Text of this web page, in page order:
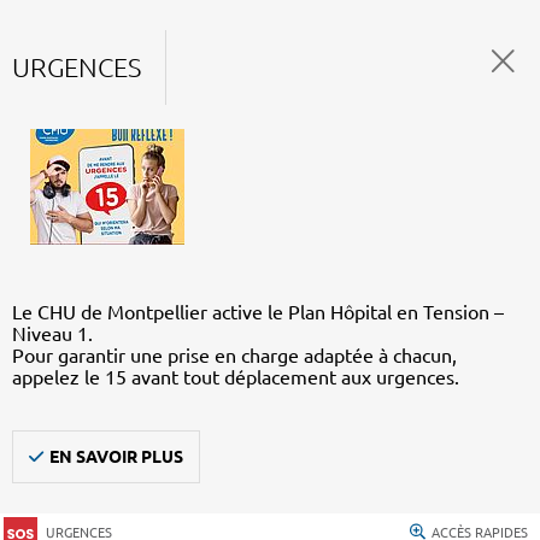
URGENCES
Le CHU de Montpellier active le Plan Hôpital en Tension –
Niveau 1.
Pour garantir une prise en charge adaptée à chacun,
appelez le 15 avant tout déplacement aux urgences.
EN SAVOIR PLUS
URGENCES ACCÈS RAPIDES